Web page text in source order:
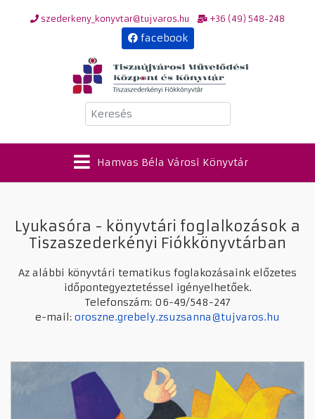
szederkeny_konyvtar@tujvaros.hu +36 (49) 548-248
facebook
Keresés
Hamvas Béla Városi Könyvtár
Lyukasóra - könyvtári foglalkozások a
Tiszaszederkényi Fiókkönyvtárban
Az alábbi könyvtári tematikus foglakozásaink előzetes
időpontegyeztetéssel igényelhetőek.
Telefonszám: 06-49/548-247
e-mail: oroszne.grebely.zsuzsanna@tujvaros.hu